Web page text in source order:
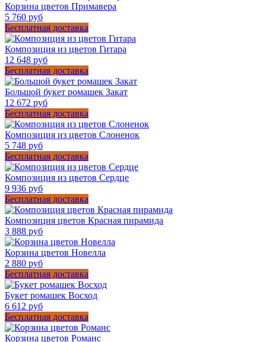
Корзина цветов Примавера
5 760 руб
Бесплатная доставка
Композиция из цветов Гитара
12 648 руб
Бесплатная доставка
Большой букет ромашек Закат
12 672 руб
Бесплатная доставка
Композиция из цветов Слоненок
5 748 руб
Бесплатная доставка
Композиция из цветов Сердце
9 936 руб
Бесплатная доставка
Композиция цветов Красная пирамида
3 888 руб
Корзина цветов Новелла
2 880 руб
Бесплатная доставка
Букет ромашек Восход
6 612 руб
Бесплатная доставка
Корзина цветов Романс